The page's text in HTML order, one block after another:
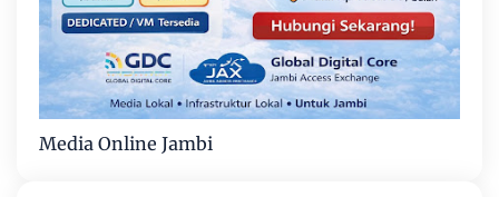
Media Online Jambi